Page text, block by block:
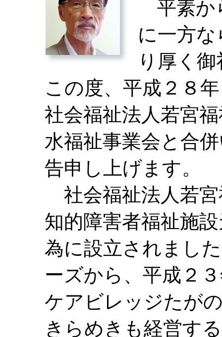
平素か
に一方
り厚く
この度、平成２８
社会福祉法人若宮
水福祉事業会と合
告申し上げます。
社会福祉法人若宮
知的障害者福祉施
為に設立されまし
ーズから、平成２
ケアビレッジたが
きらめきも経営す